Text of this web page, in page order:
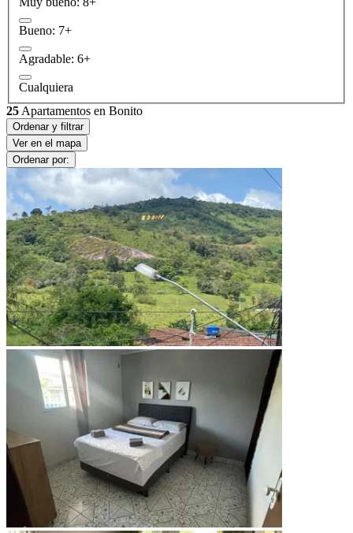
Bueno: 7+
Agradable: 6+
Cualquiera
25 Apartamentos en Bonito
Ordenar y filtrar
Ver en el mapa
Ordenar por: